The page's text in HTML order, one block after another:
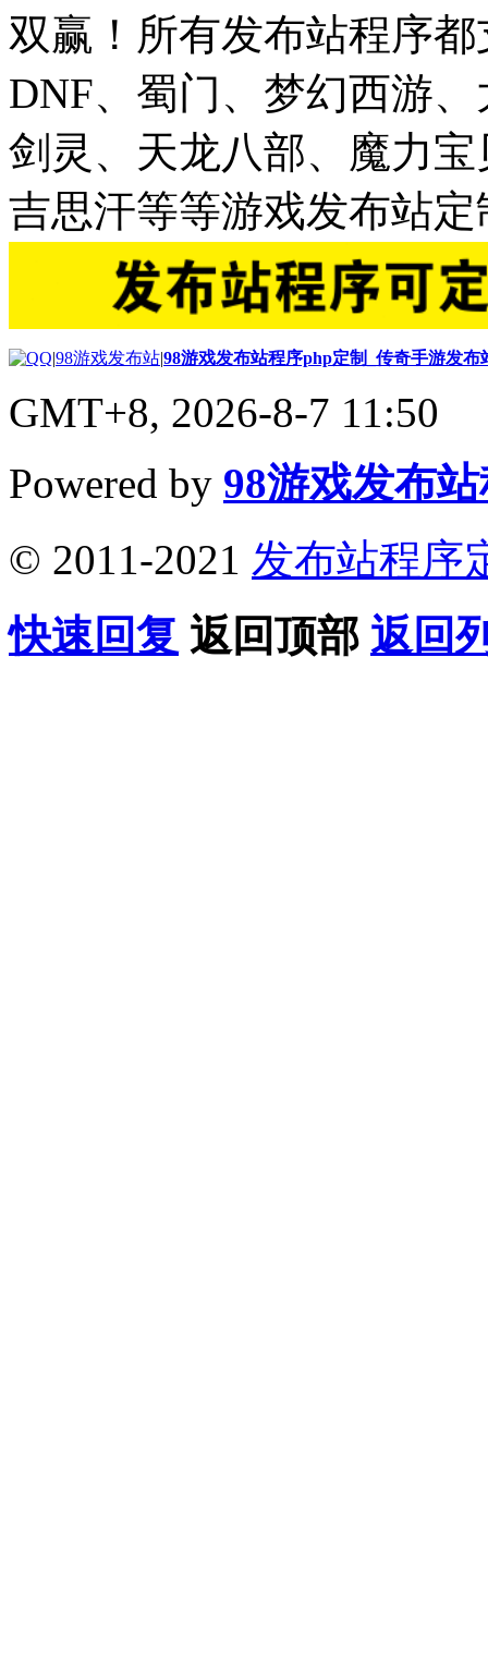
双赢！所有发布站程序
DNF、蜀门、梦幻西游
剑灵、天龙八部、魔力
吉思汗等等游戏发布站定
|98游戏发布站|98游戏发布站程序php定制_传奇手游发
GMT+8, 2026-8-7 11:50
Powered by 98游戏发布
© 2011-2021 发布站程序
快速回复 返回顶部 返回